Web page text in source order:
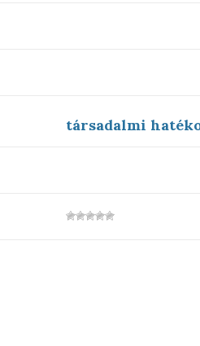
társadalmi